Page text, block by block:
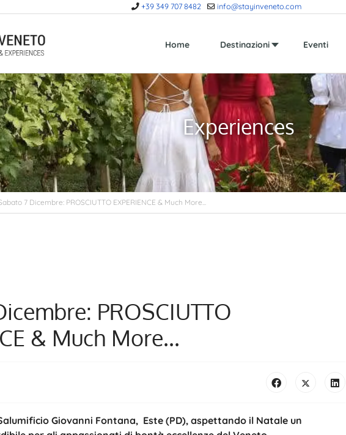
+39 349 707 8482 info@stayinveneto.com
Home Destinazioni Eventi
Experiences
7 Dicembre: PROSCIUTTO EXPERIENCE & Much More...
PROSCIUTTO
& Much More...
Giovanni Fontana, Este (PD), aspettando il Natale un